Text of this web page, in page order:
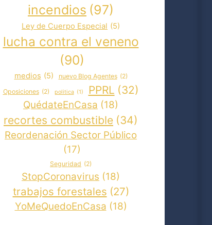
incendios (97)
Ley de Cuerpo Especial (5)
lucha contra el veneno
(90)
medios (5) nuevo Blog Agentes (2)
Oposiciones (2) politica (1) PPRL (32)
QuédateEnCasa (18)
recortes combustible (34)
Reordenación Sector Público
(17)
Seguridad (2)
StopCoronavirus (18)
trabajos forestales (27)
YoMeQuedoEnCasa (18)